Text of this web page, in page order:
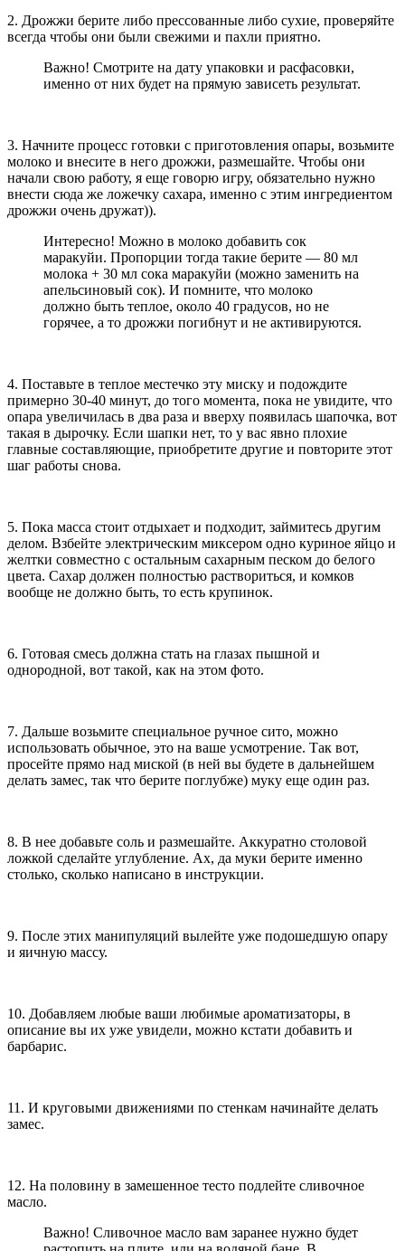
2. Дрожжи берите либо прессованные либо сухие, проверяйте
всегда чтобы они были свежими и пахли приятно.
Важно! Смотрите на дату упаковки и расфасовки,
именно от них будет на прямую зависеть результат.
3. Начните процесс готовки с приготовления опары, возьмите
молоко и внесите в него дрожжи, размешайте. Чтобы они
начали свою работу, я еще говорю игру, обязательно нужно
внести сюда же ложечку сахара, именно с этим ингредиентом
дрожжи очень дружат)).
Интересно! Можно в молоко добавить сок
маракуйи. Пропорции тогда такие берите — 80 мл
молока + 30 мл сока маракуйи (можно заменить на
апельсиновый сок). И помните, что молоко
должно быть теплое, около 40 градусов, но не
горячее, а то дрожжи погибнут и не активируются.
4. Поставьте в теплое местечко эту миску и подождите
примерно 30-40 минут, до того момента, пока не увидите, что
опара увеличилась в два раза и вверху появилась шапочка, вот
такая в дырочку. Если шапки нет, то у вас явно плохие
главные составляющие, приобретите другие и повторите этот
шаг работы снова.
5. Пока масса стоит отдыхает и подходит, займитесь другим
делом. Взбейте электрическим миксером одно куриное яйцо и
желтки совместно с остальным сахарным песком до белого
цвета. Сахар должен полностью раствориться, и комков
вообще не должно быть, то есть крупинок.
6. Готовая смесь должна стать на глазах пышной и
однородной, вот такой, как на этом фото.
7. Дальше возьмите специальное ручное сито, можно
использовать обычное, это на ваше усмотрение. Так вот,
просейте прямо над миской (в ней вы будете в дальнейшем
делать замес, так что берите поглубже) муку еще один раз.
8. В нее добавьте соль и размешайте. Аккуратно столовой
ложкой сделайте углубление. Ах, да муки берите именно
столько, сколько написано в инструкции.
9. После этих манипуляций вылейте уже подошедшую опару
и яичную массу.
10. Добавляем любые ваши любимые ароматизаторы, в
описание вы их уже увидели, можно кстати добавить и
барбарис.
11. И круговыми движениями по стенкам начинайте делать
замес.
12. На половину в замешенное тесто подлейте сливочное
масло.
Важно! Сливочное масло вам заранее нужно будет